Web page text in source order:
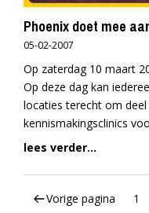
Phoenix doet mee
05-02-2007
Op zaterdag 10 maart
Op deze dag kan
locaties terecht om
kennismakingsclinics
lees verder...
Vorige pagina 1